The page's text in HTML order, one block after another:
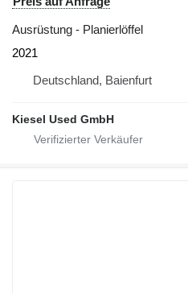
Ausrüstung - Planierlöffel
2021
Deutschland, Baienfurt
Kiesel Used GmbH